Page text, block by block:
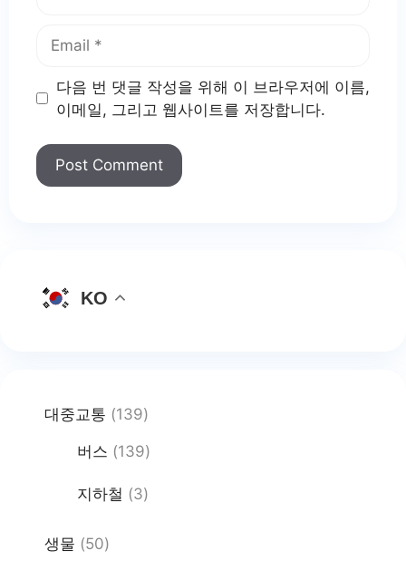
다음 번 댓글 작성을 위해 이 브라우저에 이름,
이메일, 그리고 웹사이트를 저장합니다.
KO
대중교통 (139)
버스 (139)
지하철 (3)
생물 (50)